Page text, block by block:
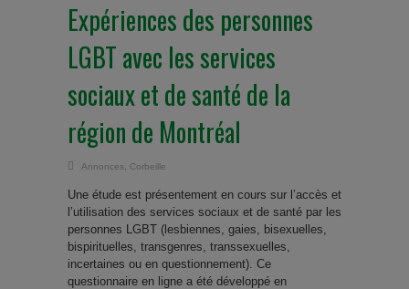
Expériences des personnes
LGBT avec les services
sociaux et de santé de la
région de Montréal
Annonces Corbeille
Une étude est présentement en cours sur l’accès et
l’utilisation des services sociaux et de santé par les
personnes LGBT (lesbiennes, gaies, bisexuelles,
bispirituelles, transgenres, transsexuelles,
incertaines ou en questionnement). Ce
questionnaire en ligne a été développé en